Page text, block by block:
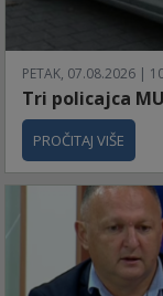
PETAK, 07.08.2026 |
Tri policajca
PROČITAJ VIŠE